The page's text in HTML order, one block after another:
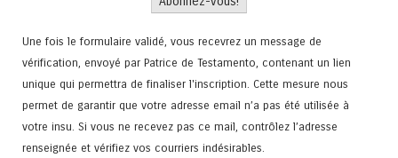
Une fois le formulaire validé, vous recevrez un message de
vérification, envoyé par Patrice de Testamento, contenant un lien
unique qui permettra de finaliser l'inscription. Cette mesure nous
permet de garantir que votre adresse email n’a pas été utilisée à
votre insu. Si vous ne recevez pas ce mail, contrôlez l’adresse
renseignée et vérifiez vos courriers indésirables.